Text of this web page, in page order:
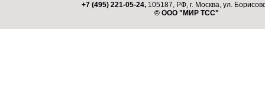
+7 (495) 221-05-24, 105187, РФ, г. Москва, ул.
© ООО "МИР ТСС"